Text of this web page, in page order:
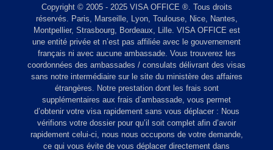
Copyright © 2005 - 2025 VISA OFFICE ®. Tous droits
réservés. Paris, Marseille, Lyon, Toulouse, Nice, Nantes,
Montpellier, Strasbourg, Bordeaux, Lille. VISA OFFICE est
une entité privée et n’est pas affiliée avec le gouvernement
français ni avec aucune ambassade. Vous trouverez les
coordonnées des ambassades / consulats délivrant des visas
sans notre intermédiaire sur le site du ministère des affaires
étrangères. Notre prestation dont les frais sont
supplémentaires aux frais d’ambassade, vous permet
d’obtenir votre visa rapidement sans vous déplacer : Nous
vérifions votre dossier pour qu’il soit complet afin d’avoir
rapidement celui-ci, nous nous occupons de votre demande,
ce qui vous évite de vous déplacer directement dans